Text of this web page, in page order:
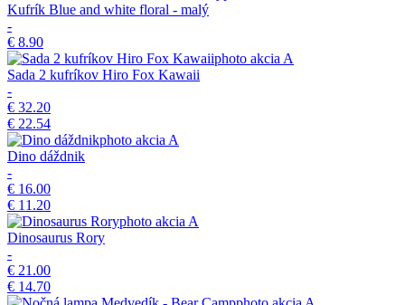
Kufrík Blue and white floral - malý
-
€ 8.90
akcia A
Sada 2 kufríkov Hiro Fox Kawaii
-
€ 32.20
€ 22.54
akcia A
Dino dáždnik
-
€ 16.00
€ 11.20
akcia A
Dinosaurus Rory
-
€ 21.00
€ 14.70